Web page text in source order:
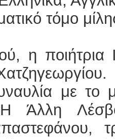
τόμο
η ποιήτρια
με το
Άλλη